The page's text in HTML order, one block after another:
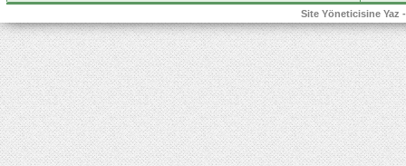
Site Yöneticisine Yaz